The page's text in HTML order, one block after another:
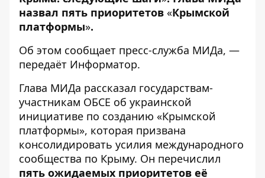
назвал пять приоритетов «Крымской
платформы».
Об этом сообщает пресс-служба МИДа, —
передаёт Информатор.
Глава МИДа рассказал государствам-
участникам ОБСЕ об украинской
инициативе по созданию «Крымской
платформы», которая призвана
консолидировать усилия международного
сообщества по Крыму. Он перечислил
пять ожидаемых приоритетов её